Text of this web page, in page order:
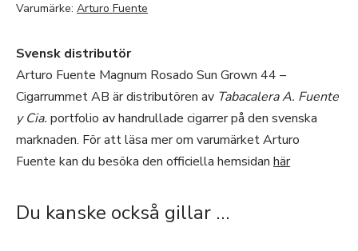
Varumärke: Arturo Fuente
Svensk distributör
Arturo Fuente Magnum Rosado Sun Grown 44 –
Cigarrummet AB är distributören av Tabacalera A. Fuente
y Cia. portfolio av handrullade cigarrer på den svenska
marknaden. För att läsa mer om varumärket Arturo
Fuente kan du besöka den officiella hemsidan här
Du kanske också gillar …